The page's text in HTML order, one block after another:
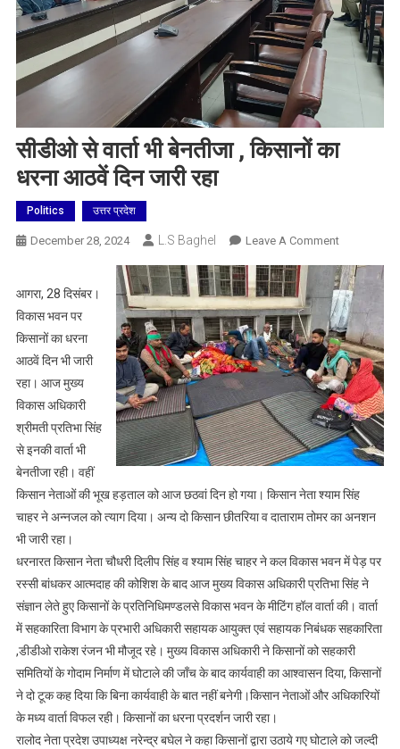
सीडीओ से वार्ता भी बेनतीजा , किसानों का
धरना आठवें दिन जारी रहा
Politics उत्तर प्रदेश
December 28, 2024 L.S Baghel Leave A CommentOn
से
वार्ता
भी
बेनतीजा
,
किसानों
का
धरना
आठवें
दिन
जारी
आगरा, 28 दिसंबर।
विकास भवन पर
किसानों का धरना
आठवें दिन भी जारी
रहा। आज मुख्य
विकास अधिकारी
श्रीमती प्रतिभा सिंह
से इनकी वार्ता भी
बेनतीजा रही। वहीं
किसान नेताओं की भूख हड़ताल को आज छठवां दिन हो गया। किसान नेता श्याम सिंह
चाहर ने अन्नजल को त्याग दिया। अन्य दो किसान छीतरिया व दाताराम तोमर का अनशन
भी जारी रहा।
धरनारत किसान नेता चौधरी दिलीप सिंह व श्याम सिंह चाहर ने कल विकास भवन में पेड़ पर
रस्सी बांधकर आत्मदाह की कोशिश के बाद आज मुख्य विकास अधिकारी प्रतिभा सिंह ने
संज्ञान लेते हुए किसानों के प्रतिनिधिमण्डलसे विकास भवन के मीटिंग हॉल वार्ता की। वार्ता
में सहकारिता विभाग के प्रभारी अधिकारी सहायक आयुक्त एवं सहायक निबंधक सहकारिता
,डीडीओ राकेश रंजन भी मौजूद रहे। मुख्य विकास अधिकारी ने किसानों को सहकारी
समितियों के गोदाम निर्माण में घोटाले की जाँच के बाद कार्यवाही का आश्वासन दिया, किसानों
ने दो टूक कह दिया कि बिना कार्यवाही के बात नहीं बनेगी।किसान नेताओं और अधिकारियों
के मध्य वार्ता विफल रही। किसानों का धरना प्रदर्शन जारी रहा।
रालोद नेता प्रदेश उपाध्यक्ष नरेन्द्र बघेल ने कहा किसानों द्वारा उठाये गए घोटाले को जल्दी